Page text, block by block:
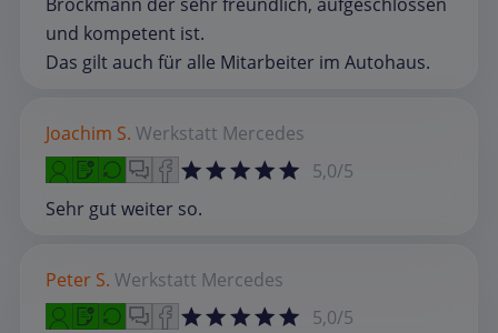
und kompetent ist.
Das gilt auch für alle Mitarbeiter im Autohaus.
Joachim S. Werkstatt Mercedes
5,0/5
Sehr gut weiter so.
Peter S. Werkstatt Mercedes
5,0/5